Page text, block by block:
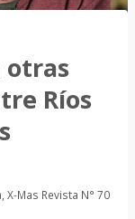
otras
Ríos
,X-Mas Revista N° 70